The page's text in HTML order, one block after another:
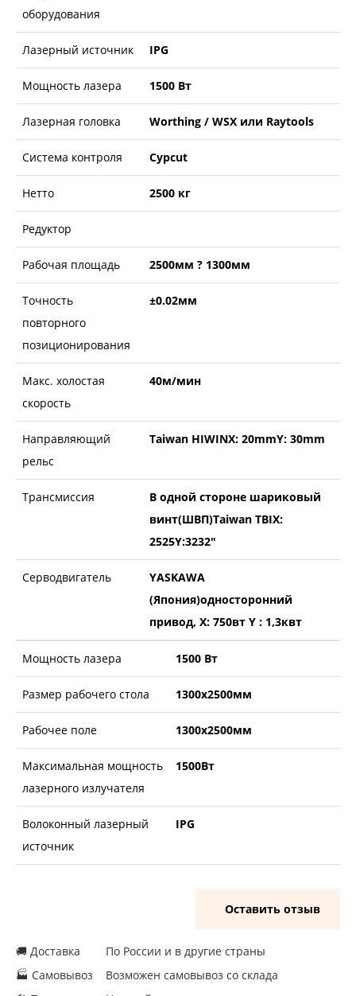
оборудования
Лазерный источник IPG
Мощность лазера 1500 Вт
Лазерная головка Worthing / WSX или Raytools
Система контроля Cypcut
Нетто 2500 кг
Редуктор
Рабочая площадь 2500мм ? 1300мм
Точность
повторного
позиционирования
±0.02мм
Макс. холостая
скорость
40м/мин
Направляющий
рельс
Taiwan HIWINX: 20mmY: 30mm
Трансмиссия
В одной стороне шариковый
винт(ШВП)Taiwan TBIX:
2525Y:3232"
Серводвигатель
YASKAWA
(Япония)односторонний
привод, X: 750вт Y : 1,3квт
Мощность лазера 1500 Вт
Размер рабочего стола 1300х2500мм
Рабочее поле 1300х2500мм
Максимальная мощность
лазерного излучателя
1500Вт
Волоконный лазерный
источник
IPG
Оставить отзыв
🚚 Доставка
🏭 Самовывоз
По России и в другие страны
Возможен самовывоз со склада